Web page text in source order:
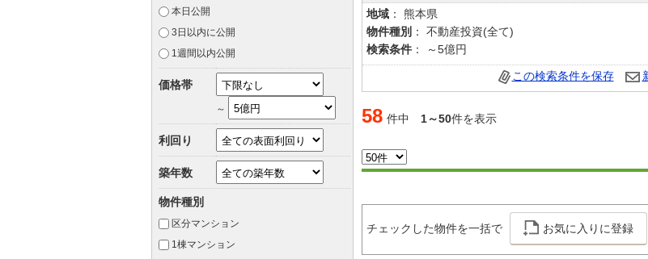
地域 ： 熊本県
物件種別 ： 不動産投資(全て)
検索条件 ： ～5億円
この検索条件を保存
58 件中 1～50件を表示
チェックした物件を一括で お気に入りに登録
本日公開
3日以内に公開
1週間以内公開
価格帯
～
利回り
築年数
物件種別
区分マンション
1棟マンション